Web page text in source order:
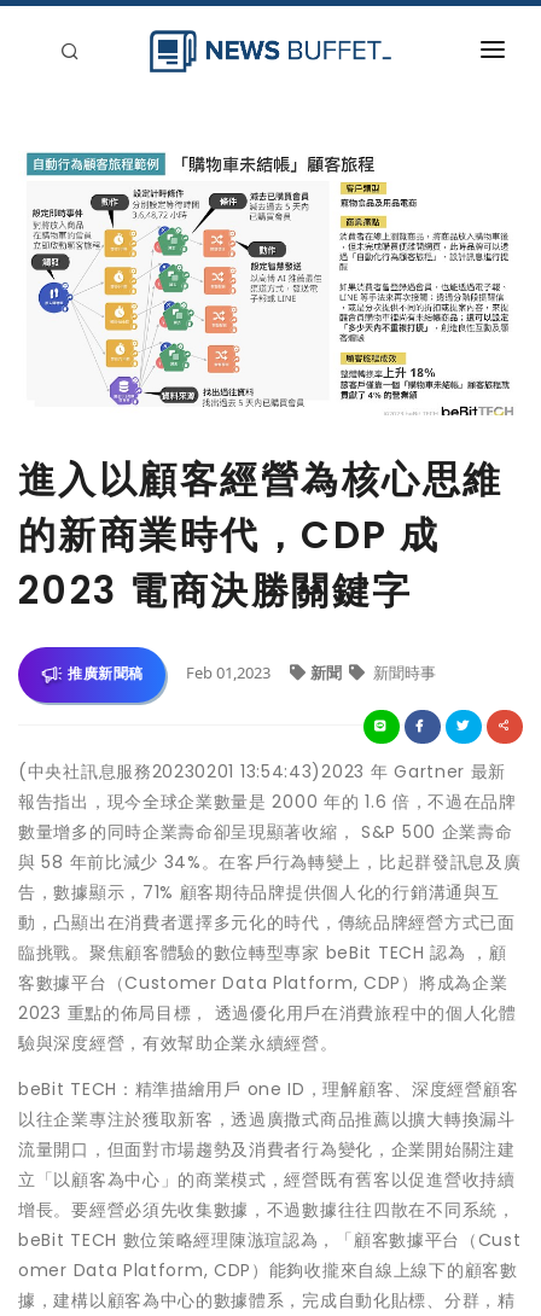
新聞稿分類
登入
刊登
進入以顧客經營為核心思維
的新商業時代，CDP 成
2023 電商決勝關鍵字
推廣新聞稿 Feb 01,2023 新聞 新聞時事
(中央社訊息服務20230201 13:54:43)2023 年 Gartner 最新
報告指出，現今全球企業數量是 2000 年的 1.6 倍，不過在品牌
數量增多的同時企業壽命卻呈現顯著收縮， S&P 500 企業壽命
與 58 年前比減少 34%。在客戶行為轉變上，比起群發訊息及廣
告，數據顯示，71% 顧客期待品牌提供個人化的行銷溝通與互
動，凸顯出在消費者選擇多元化的時代，傳統品牌經營方式已面
臨挑戰。聚焦顧客體驗的數位轉型專家 beBit TECH 認為 ，顧
客數據平台（Customer Data Platform, CDP）將成為企業
2023 重點的佈局目標， 透過優化用戶在消費旅程中的個人化體
驗與深度經營，有效幫助企業永續經營。
beBit TECH：精準描繪用戶 one ID，理解顧客、深度經營顧客
以往企業專注於獲取新客，透過廣撒式商品推薦以擴大轉換漏斗
流量開口，但面對市場趨勢及消費者行為變化，企業開始關注建
立「以顧客為中心」的商業模式，經營既有舊客以促進營收持續
增長。要經營必須先收集數據，不過數據往往四散在不同系統，
beBit TECH 數位策略經理陳㵀瑄認為，「顧客數據平台（Cust
omer Data Platform, CDP）能夠收攏來自線上線下的顧客數
據，建構以顧客為中心的數據體系，完成自動化貼標、分群，精